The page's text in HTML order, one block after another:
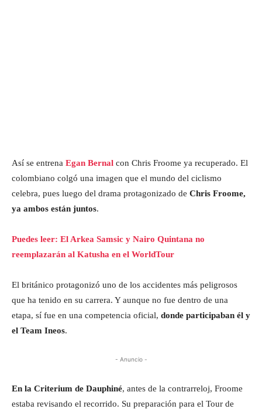
Así se entrena Egan Bernal con Chris Froome ya recuperado. El
colombiano colgó una imagen que el mundo del ciclismo
celebra, pues luego del drama protagonizado de Chris Froome,
ya ambos están juntos.
Puedes leer: El Arkea Samsic y Nairo Quintana no
reemplazarán al Katusha en el WorldTour
El británico protagonizó uno de los accidentes más peligrosos
que ha tenido en su carrera. Y aunque no fue dentro de una
etapa, sí fue en una competencia oficial, donde participaban él y
el Team Ineos.
- Anuncio -
En la Criterium de Dauphiné, antes de la contrarreloj, Froome
estaba revisando el recorrido. Su preparación para el Tour de